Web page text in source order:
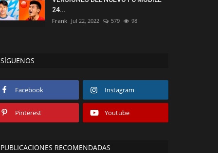
24...
Frank Jul 22, 2022 579 98
SÍGUENOS
Facebook Instagram
Pinterest Youtube
PUBLICACIONES RECOMENDADAS